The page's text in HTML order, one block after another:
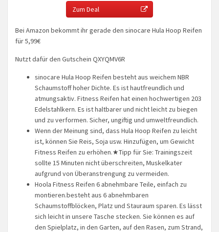
Zum Deal
Bei Amazon bekommt ihr gerade den sinocare Hula Hoop Reifen
für 5,99€
Nutzt dafür den Gutschein QXYQMV6R
sinocare Hula Hoop Reifen besteht aus weichem NBR
Schaumstoff hoher Dichte. Es ist hautfreundlich und
atmungsaktiv. Fitness Reifen hat einen hochwertigen 203
Edelstahlkern. Es ist haltbarer und nicht leicht zu biegen
und zu verformen. Sicher, ungiftig und umweltfreundlich.
Wenn der Meinung sind, dass Hula Hoop Reifen zu leicht
ist, können Sie Reis, Soja usw. Hinzufügen, um Gewicht
Fitness Reifen zu erhöhen.★Tipp für Sie: Trainingszeit
sollte 15 Minuten nicht überschreiten, Muskelkater
aufgrund von Überanstrengung zu vermeiden.
Hoola Fitness Reifen 6 abnehmbare Teile, einfach zu
montieren.besteht aus 6 abnehmbaren
Schaumstoffblöcken, Platz und Stauraum sparen. Es lässt
sich leicht in unsere Tasche stecken. Sie können es auf
den Spielplatz, in den Garten, auf den Rasen, zum Strand,